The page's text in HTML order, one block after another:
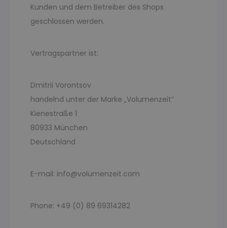
Kunden und dem Betreiber des Shops
geschlossen werden.
Vertragspartner ist:
Dmitrii Vorontsov
handelnd unter der Marke „Volumenzeit“
Kienestraße 1
80933 München
Deutschland
E-mail: info@volumenzeit.com
Phone: +49 (0) 89 69314282